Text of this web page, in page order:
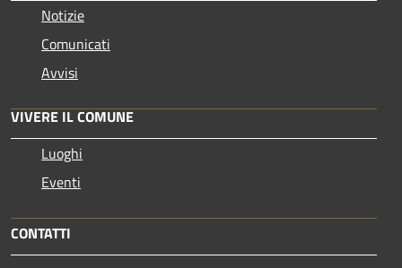
Notizie
Comunicati
Avvisi
VIVERE IL COMUNE
Luoghi
Eventi
CONTATTI